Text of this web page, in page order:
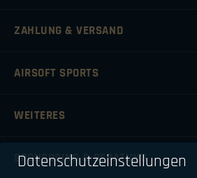
ZAHLUNG & VERSAND
AIRSOFT SPORTS
WEITERES
SPONSORING & BERATUNG
Datenschutzeinstellungen